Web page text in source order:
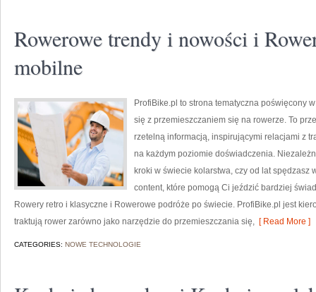
Rowerowe trendy i nowości i
mobilne
ProfiBike.pl to strona tematyczna poświęcony
się z przemieszczaniem się na rowerze. To
rzetelną informacją, inspirującymi relacjami z
na każdym poziomie doświadczenia.
kroki w świecie kolarstwa, czy od lat
content, które pomogą Ci jeździć bardziej
Rowery retro i klasyczne i Rowerowe podróże po świecie. ProfiBike.pl jest
traktują rower zarówno jako narzędzie do przemieszczania się, [ Read More ]
CATEGORIES: NOWE TECHNOLOGIE